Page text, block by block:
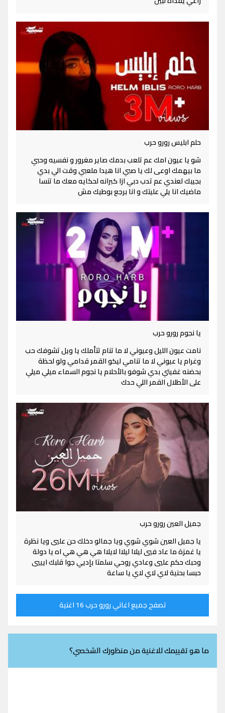
حلم ابليس رورو حرب
شو يا عيون امك عم تلعب بدمك صاير مغرور و نفسيه وحبي
ما بيهمك اوعى لك يا صبي انا هيدا ملعبي وقت الي بدي
بجيبك لعندي عم تدب دبي ازا كبرانه لحكايه معك ما تنسا
ماضيك انا يلي عليتك و انا برجع بوطيك مش
يا نجوم رورو حرب
نامت عيون الليل وعيوني لا ما تنام تتأملك يا ويل تشوفك حب
وغرام يا عيوني لا ما تنامي ليكو القمر قدامي ولو لحظة
بحضنه غفيتي بدي شوفو بالأحلام يا نجوم السماء ميلي ميلي
على الأطلال القمر اللي حدك
جميل العين رورو حرب
يا جميل العين شوي شوي ويا جمالو دخلك حن عليي ويا نظرة
يا غمزة ما عاد فيي ليلاا ليلاا لايلاا هي هي هي اه يا دولة
وحبك حكم عليي وعادي روحي سلمتا بإديي جوا قلبك ايييي
حبسا بحنية لاي لاي لاي يا ساعة
تصفح جميع اغاني رورو حرب 16 اغنية
ما هو تقييمك للاغنية من منظورك الشخصي؟